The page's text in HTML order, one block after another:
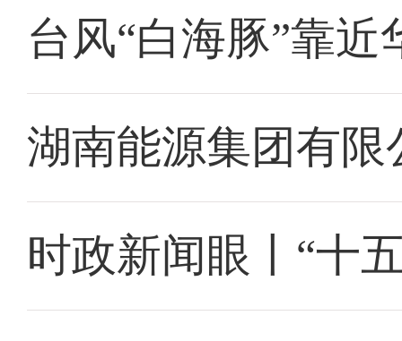
台风“白海豚”靠近
湖南能源集团有
时政新闻眼丨“十